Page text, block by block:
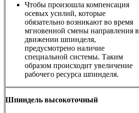
Чтобы произошла компенсация
осевых усилий, которые
обязательно возникают во время
мгновенной смены направления в
движении шпинделя,
предусмотрено наличие
специальной системы. Таким
образом происходит увеличение
рабочего ресурса шпинделя.
Шпиндель высокоточный